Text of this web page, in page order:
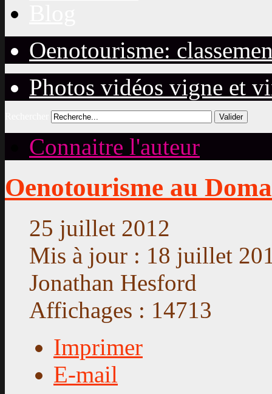
Oenotourisme:
Photos vidéos vigne et
Valider
Connaitre l'auteur
Oenotourisme au
25 juillet 2012
Mis à jour : 18 juillet
Jonathan Hesford
Affichages : 14713
Imprimer
E-mail